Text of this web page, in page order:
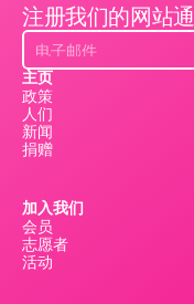
注册我们的网站
主页
政策
人们
新闻
捐赠
加入我们
会员
志愿者
活动